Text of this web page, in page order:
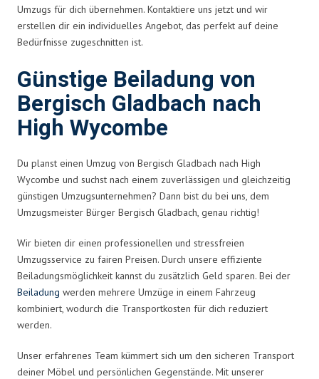
Umzugs für dich übernehmen. Kontaktiere uns jetzt und wir
erstellen dir ein individuelles Angebot, das perfekt auf deine
Bedürfnisse zugeschnitten ist.
Günstige Beiladung von
Bergisch Gladbach nach
High Wycombe
Du planst einen Umzug von Bergisch Gladbach nach High
Wycombe und suchst nach einem zuverlässigen und gleichzeitig
günstigen Umzugsunternehmen? Dann bist du bei uns, dem
Umzugsmeister Bürger Bergisch Gladbach, genau richtig!
Wir bieten dir einen professionellen und stressfreien
Umzugsservice zu fairen Preisen. Durch unsere effiziente
Beiladungsmöglichkeit kannst du zusätzlich Geld sparen. Bei der
Beiladung werden mehrere Umzüge in einem Fahrzeug
kombiniert, wodurch die Transportkosten für dich reduziert
werden.
Unser erfahrenes Team kümmert sich um den sicheren Transport
deiner Möbel und persönlichen Gegenstände. Mit unserer